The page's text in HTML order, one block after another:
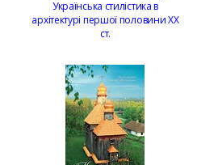
Українська стилістика в
архітектурі першої половини ХХ
ст.